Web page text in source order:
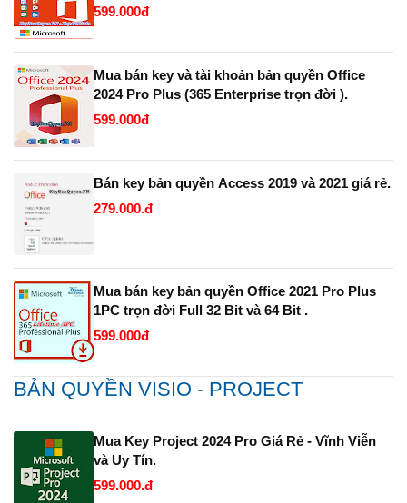
599.000đ
Mua bán key và tài khoản bản quyền Office
2024 Pro Plus (365 Enterprise trọn đời ).
599.000đ
Bán key bản quyền Access 2019 và 2021 giá rẻ.
279.000.đ
Mua bán key bản quyền Office 2021 Pro Plus
1PC trọn đời Full 32 Bit và 64 Bit .
599.000đ
BẢN QUYỀN VISIO - PROJECT
Mua Key Project 2024 Pro Giá Rẻ - Vĩnh Viễn
và Uy Tín.
599.000.đ